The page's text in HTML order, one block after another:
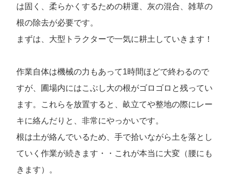
は固く、柔らかくするための耕運、灰の混合、雑草の
根の除去が必要です。
まずは、大型トラクターで一気に耕土していきます！
作業自体は機械の力もあって1時間ほどで終わるので
すが、圃場内にはこぶし大の根がゴロゴロと残ってい
ます。これらを放置すると、畝立てや整地の際にレー
キに絡んだりと、非常にやっかいです。
根は土が絡んでいるため、手で拾いながら土を落とし
ていく作業が続きます・・これが本当に大変（腰にも
きます）。